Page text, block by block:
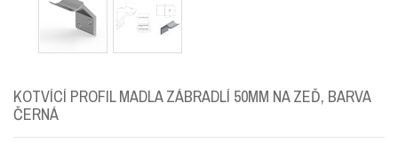
KOTVÍCÍ PROFIL MADLA ZÁBRADLÍ 50MM NA ZEĎ, BARVA
ČERNÁ